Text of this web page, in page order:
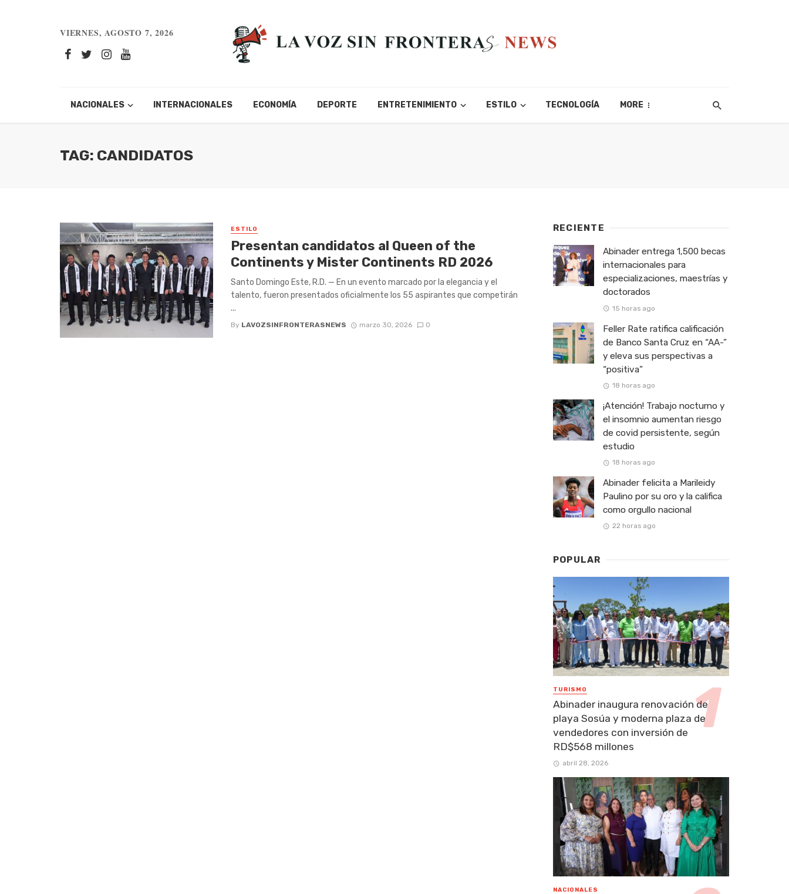
VIERNES, AGOSTO 7, 2026
NACIONALES INTERNACIONALES ECONOMÍA DEPORTE ENTRETENIMIENTO ESTILO TECNOLOGÍA MORE
TAG: CANDIDATOS
ESTILO
Presentan candidatos al Queen of the
Continents y Mister Continents RD 2026
Santo Domingo Este, R.D. — En un evento marcado por la elegancia y el
talento, fueron presentados oficialmente los 55 aspirantes que competirán
...
By LAVOZSINFRONTERASNEWS marzo 30, 2026 0
RECIENTE
Abinader entrega 1,500 becas
internacionales para
especializaciones, maestrías y
doctorados
15 horas ago
Feller Rate ratifica calificación
de Banco Santa Cruz en “AA-”
y eleva sus perspectivas a
“positiva”
18 horas ago
¡Atención! Trabajo nocturno y
el insomnio aumentan riesgo
de covid persistente, según
estudio
18 horas ago
Abinader felicita a Marileidy
Paulino por su oro y la califica
como orgullo nacional
22 horas ago
POPULAR
TURISMO
Abinader inaugura renovación de
playa Sosúa y moderna plaza de
vendedores con inversión de
RD$568 millones
abril 28, 2026
NACIONALES